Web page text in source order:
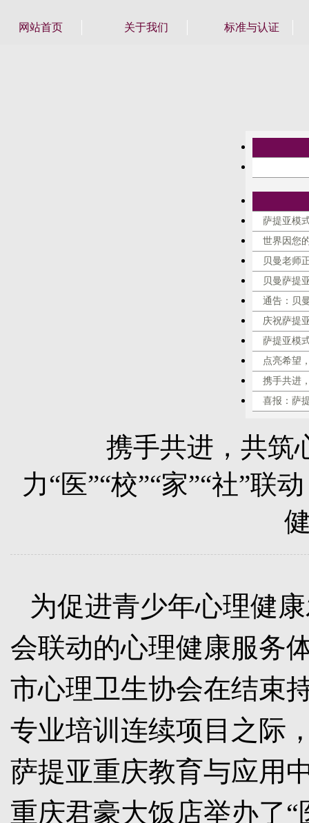
网站首页 关于我们 标准与认证
萨提亚模
世界因您
贝曼老师
贝曼萨提
通告：贝
庆祝萨提
萨提亚模
点亮希望
携手共进
喜报：萨
携手共进，共
力“医”“校”“家”“社”联
为促进青少年心理健
会联动的心理健康服务
市心理卫生协会在结束
专业培训连续项目之际
萨提亚重庆教育与应用
重庆君豪大饭店举办了“